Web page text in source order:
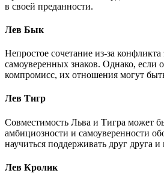
в своей преданности.
Лев Бык
Непростое сочетание из-за
самоуверенных знаков. Однако, если
компромисс, их отношения могут
Лев Тигр
Совместимость Льва и Тигра может
амбициозности и самоуверенности
научиться поддерживать друг друга
Лев Кролик